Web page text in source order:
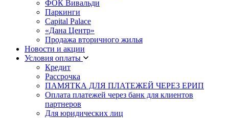
ФОК Вивальди
Паркинги
Capital Palace
«Дана Центр»
Продажа вторичного жилья
Новости и акции
Условия оплаты
Кредит
Рассрочка
ПАМЯТКА ДЛЯ ПЛАТЕЖЕЙ ЧЕРЕЗ ЕРИП
Оплата платежей через банк для клиентов
партнеров
Для юридических лиц